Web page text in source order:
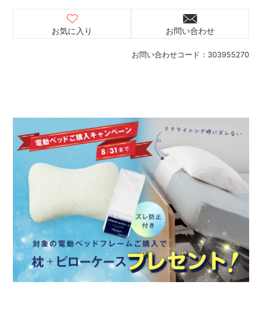
お問い合わせコード： 303955270
お気に入り お問い合わせ